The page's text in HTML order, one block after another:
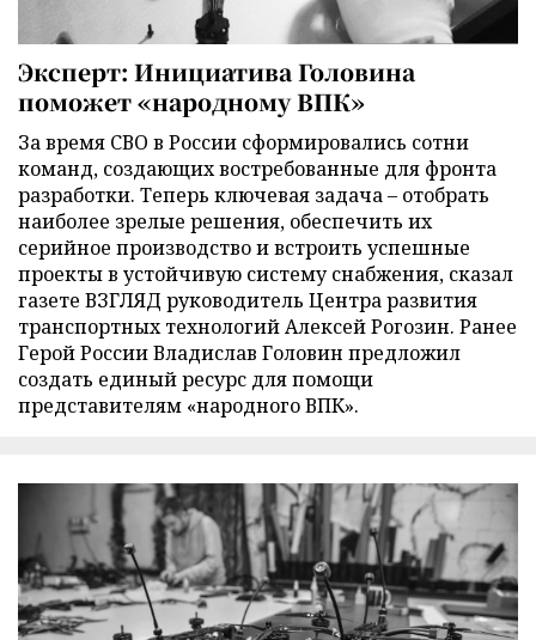
Эксперт: Инициатива Головина
поможет «народному ВПК»
За время СВО в России сформировались сотни
команд, создающих востребованные для фронта
разработки. Теперь ключевая задача – отобрать
наиболее зрелые решения, обеспечить их
серийное производство и встроить успешные
проекты в устойчивую систему снабжения, сказал
газете ВЗГЛЯД руководитель Центра развития
транспортных технологий Алексей Рогозин. Ранее
Герой России Владислав Головин предложил
создать единый ресурс для помощи
представителям «народного ВПК».